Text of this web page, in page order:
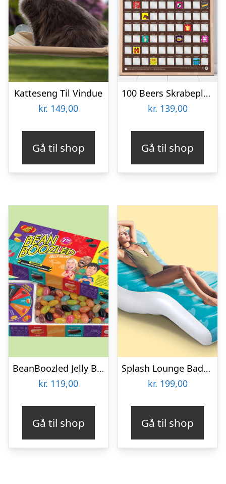
Katteseng Til Vindue
kr. 149,00
Gå til shop
100 Beers Skrabeplakat
kr. 139,00
Gå til shop
BeanBoozled Jelly Beans Box 7th Edition
kr. 119,00
Gå til shop
Splash Lounge Bademadras – Intex
kr. 199,00
Gå til shop